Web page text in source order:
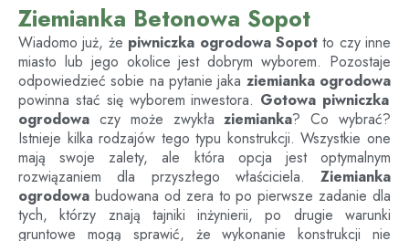
Ziemianka Betonowa Sopot
Wiadomo już, że piwniczka ogrodowa Sopotto czy inne
miasto lub jego okolice jest dobrym wyborem. Pozostaje
odpowiedzieć sobie na pytanie jaka ziemianka ogrodowa
powinna stać się wyborem inwestora. Gotowa piwniczka
ogrodowa czy może zwykłaziemianka? Co wybrać?
Istnieje kilka rodzajów tego typu konstrukcji. Wszystkie one
mają swoje zalety, ale która opcja jest optymalnym
rozwiązaniem dla przyszłego właściciela. Ziemianka
ogrodowa budowana od zera to po pierwsze zadanie dla
tych, którzy znają tajniki inżynierii, po drugie warunki
gruntowe mogą sprawić, że wykonanie konstrukcji nie